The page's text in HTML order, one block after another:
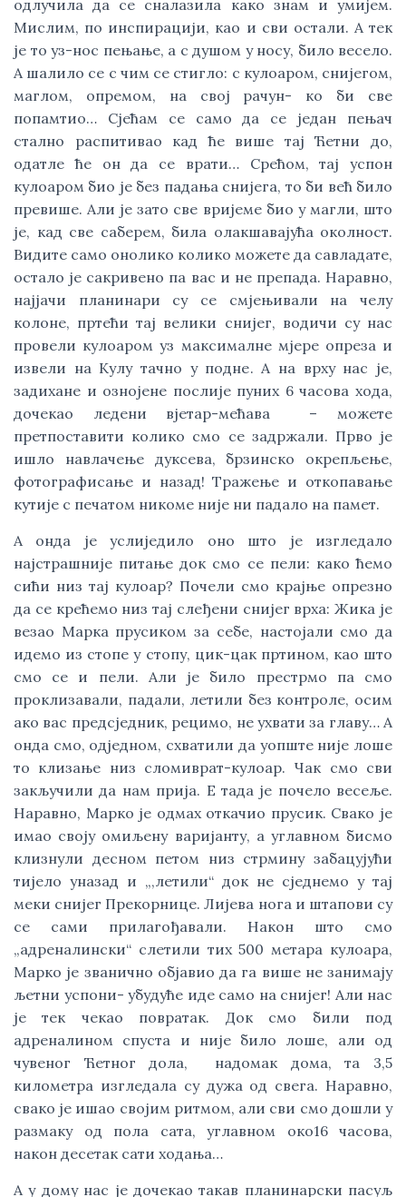
одлучила да се сналазила како знам и умијем.
Мислим, по инспирацији, као и сви остали. А тек
је то уз-нос пењање, а с душом у носу, било весело.
А шалило се с чим се стигло: с кулоаром, снијегом,
маглом, опремом, на свој рачун- ко би све
попамтио… Сјећам се само да се један пењач
стално распитивао кад ће више тај Ћетни до,
одатле ће он да се врати… Срећом, тај успон
кулоаром био је без падања снијега, то би већ било
превише. Али је зато све вријеме био у магли, што
је, кад све саберем, била олакшавајућа околност.
Видите само онолико колико можете да савладате,
остало је сакривено па вас и не препада. Наравно,
најјачи планинари су се смјењивали на челу
колоне, пртећи тај велики снијег, водичи су нас
провели кулоаром уз максималне мјере опреза и
извели на Кулу тачно у подне. А на врху нас је,
задихане и ознојене послије пуних 6 часова хода,
дочекао ледени вјетар-мећава – можете
претпоставити колико смо се задржали. Прво је
ишло навлачење дуксева, брзинско окрепљење,
фотографисање и назад! Тражење и откопавање
кутије с печатом никоме није ни падало на памет.
А онда је услиједило оно што је изгледало
најстрашније питање док смо се пели: како ћемо
сићи низ тај кулоар? Почели смо крајње опрезно
да се крећемо низ тај слеђени снијег врха: Жика је
везао Марка прусиком за себе, настојали смо да
идемо из стопе у стопу, цик-цак пртином, као што
смо се и пели. Али је било престрмо па смо
проклизавали, падали, летили без контроле, осим
ако вас предсједник, рецимо, не ухвати за главу… А
онда смо, одједном, схватили да уопште није лоше
то клизање низ сломиврат-кулоар. Чак смо сви
закључили да нам прија. Е тада је почело весеље.
Наравно, Марко је одмах откачио прусик. Свако је
имао своју омиљену варијанту, а углавном бисмо
клизнули десном петом низ стрмину забацујући
тијело уназад и „,летили“ док не сједнемо у тај
меки снијег Прекорнице. Лијева нога и штапови су
се сами прилагођавали. Након што смо
„адреналински“ слетили тих 500 метара кулоара,
Марко је званично објавио да га више не занимају
љетни успони- убудуће иде само на снијег! Али нас
је тек чекао повратак. Док смо били под
адреналином спуста и није било лоше, али од
чувеног Ћетног дола, надомак дома, та 3,5
километра изгледала су дужа од свега. Наравно,
свако је ишао својим ритмом, али сви смо дошли у
размаку од пола сата, углавном око16 часова,
након десетак сати ходања…
А у дому нас је дочекао такав планинарски пасуљ